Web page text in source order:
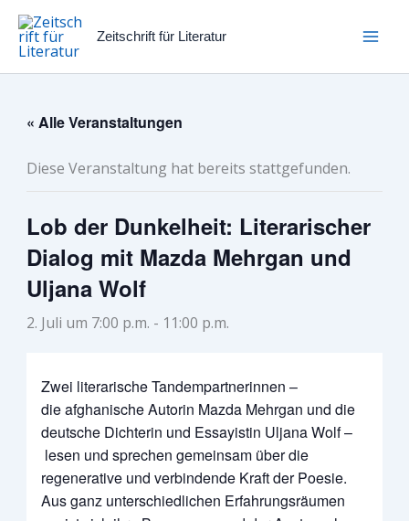
Zum
Inhalt
springen
Zeitschrift für Literatur
« Alle Veranstaltungen
Diese Veranstaltung hat bereits stattgefunden.
Lob der Dunkelheit: Literarischer
Dialog mit Mazda Mehrgan und
Uljana Wolf
2. Juli um 7:00 p.m. - 11:00 p.m.
Zwei literarische Tandempartnerinnen –
die afghanische Autorin Mazda Mehrgan und die
deutsche Dichterin und Essayistin Uljana Wolf –
lesen und sprechen gemeinsam über die
regenerative und verbindende Kraft der Poesie.
Aus ganz unterschiedlichen Erfahrungsräumen